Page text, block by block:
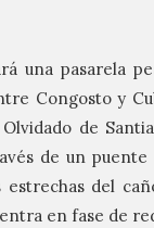
una pasarela
Congosto y
de
de un
del
en fase de